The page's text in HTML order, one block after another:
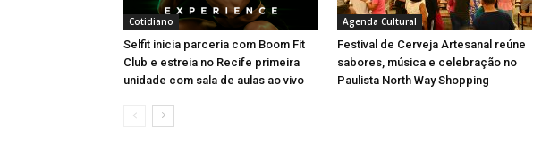
Cotidiano
Selfit inicia parceria com Boom Fit
Club e estreia no Recife primeira
unidade com sala de aulas ao vivo
Agenda Cultural
Festival de Cerveja Artesanal reúne
sabores, música e celebração no
Paulista North Way Shopping